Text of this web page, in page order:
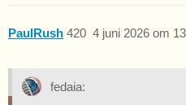
PaulRush 4 juni 2026 om
420
fedaia: